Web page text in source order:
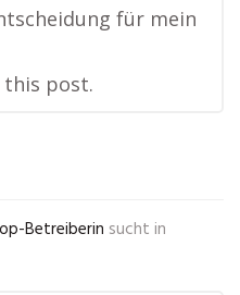
für mein
post.
Betreiberin sucht in